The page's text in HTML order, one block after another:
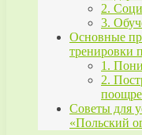
2.
3.
Основные
тренировки
1.
2.
Советы для
«Польский